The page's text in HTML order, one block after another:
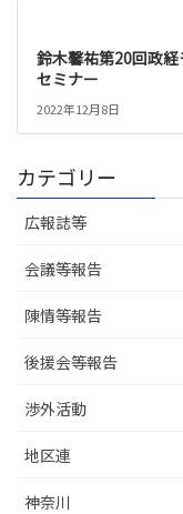
鈴木馨祐第20回政
セミナー
2022年12月8日
カテゴリー
広報誌等
会議等報告
陳情等報告
後援会等報告
渉外活動
地区連
神奈川